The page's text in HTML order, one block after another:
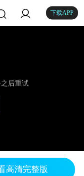
下载APP
后重试
高清完整版